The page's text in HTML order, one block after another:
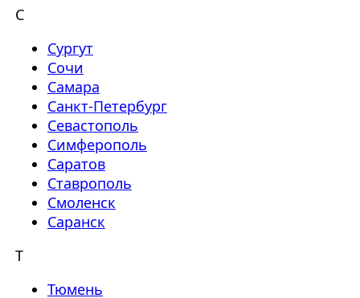
С
Сургут
Сочи
Самара
Санкт-Петербург
Севастополь
Симферополь
Саратов
Ставрополь
Смоленск
Саранск
Т
Тюмень